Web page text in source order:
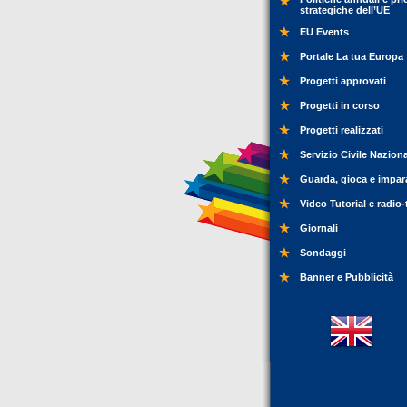
strategiche dell’UE
EU Events
Portale La tua Europa
Progetti approvati
Progetti in corso
Progetti realizzati
Servizio Civile
Guarda, gioca e
Video Tutorial e
Giornali
Sondaggi
Banner e Pubblicità